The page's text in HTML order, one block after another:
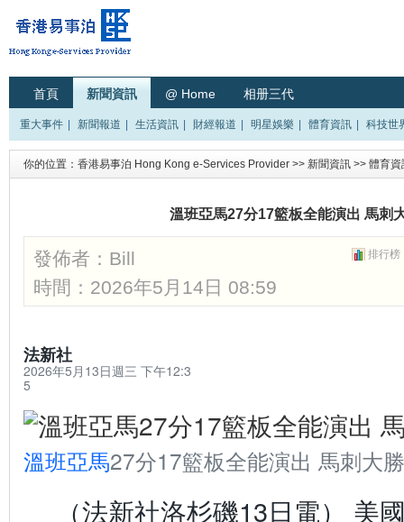
首頁 新聞資訊 @ Home 相册三代
重大事件 新聞報道 生活資訊 財經報道 明星娛樂 體育資訊 科技世
你的位置： 香港易事泊 Hong Kong e-Services Provider >> 新聞資訊 >> 體育資
溫班亞馬27分17籃板全能演出 馬刺
排行榜
發佈者： Bill
時間：2026年5月14日 08:59
法新社
2026年5月13日週三 下午12:3
5
溫班亞馬27分17籃板全能演出 馬刺大
（法新社洛杉磯13日電） 美